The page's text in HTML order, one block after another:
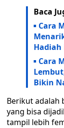
Baca
Cara
Hadiah
Cara
Bikin
Berikut adalah
yang bisa
tampil lebih